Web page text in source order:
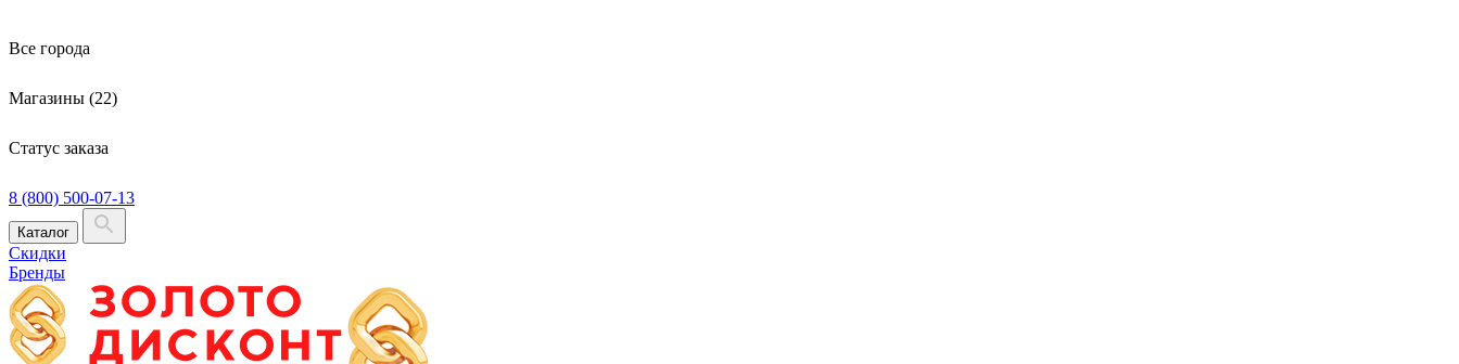
Все города
Магазины (22)
Статус заказа
8 (800) 500-07-13
Каталог
Скидки
Бренды